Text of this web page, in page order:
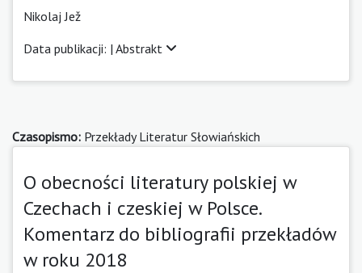
Nikolaj Jež
Data publikacji: | Abstrakt
Czasopismo: Przekłady Literatur Słowiańskich
O obecności literatury polskiej w
Czechach i czeskiej w Polsce.
Komentarz do bibliografii przekładów
w roku 2018